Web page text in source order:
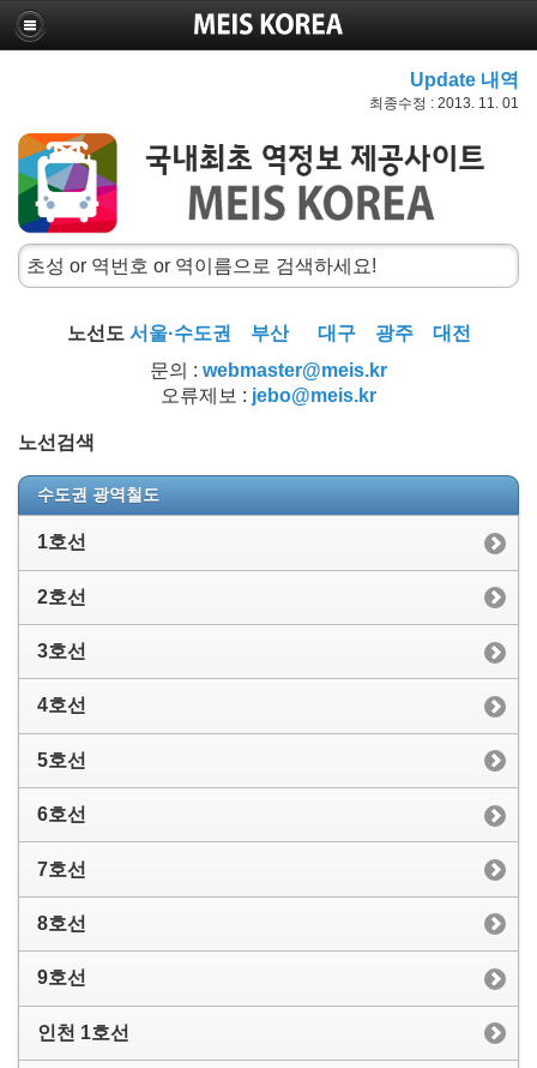
Update 내역
최종수정 : 2013. 11. 01
노선도 서울·수도권 부산 대구 광주
대전
문의 : webmaster@meis.kr
오류제보 : jebo@meis.kr
노선검색
수도권 광역철도
1호선
2호선
3호선
4호선
5호선
6호선
7호선
8호선
9호선
인천 1호선